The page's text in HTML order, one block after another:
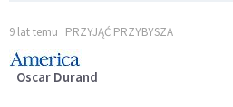
9 lat temu PRZYJĄĆ PRZYBYSZA
Oscar Durand